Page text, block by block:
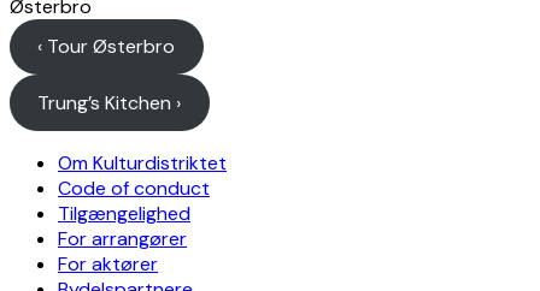
Østerbro
‹ Tour Østerbro
Trung’s Kitchen ›
Om Kulturdistriktet
Code of conduct
Tilgængelighed
For arrangører
For aktører